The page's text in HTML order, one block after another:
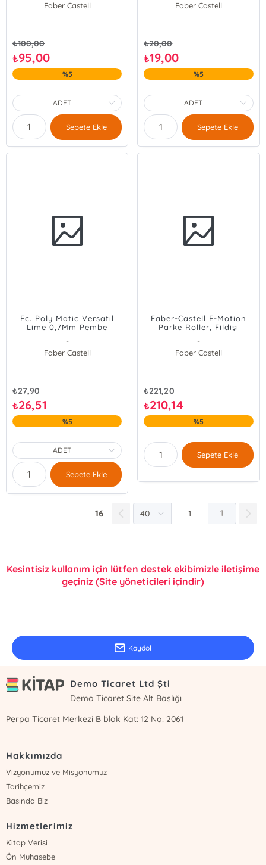
Faber Castell
₺100,00
₺95,00
%5
Sepete Ekle
Faber Castell
₺20,00
₺19,00
%5
Sepete Ekle
Fc. Poly Matic Versatil
Lime 0,7Mm Pembe
-
Faber Castell
₺27,90
₺26,51
%5
Sepete Ekle
Faber-Castell E-Motion
Parke Roller, Fildişi
-
Faber Castell
₺221,20
₺210,14
%5
Sepete Ekle
16 1
Kesintisiz kullanım için lütfen destek ekibimizle iletişime
geçiniz (Site yöneticileri içindir)
Kaydol
Demo Ticaret Ltd Şti
Demo Ticaret Site Alt Başlığı
Perpa Ticaret Merkezi B blok Kat: 12 No: 2061
Hakkımızda
Vizyonumuz ve Misyonumuz
Tarihçemiz
Basında Biz
Hizmetlerimiz
Kitap Verisi
Ön Muhasebe